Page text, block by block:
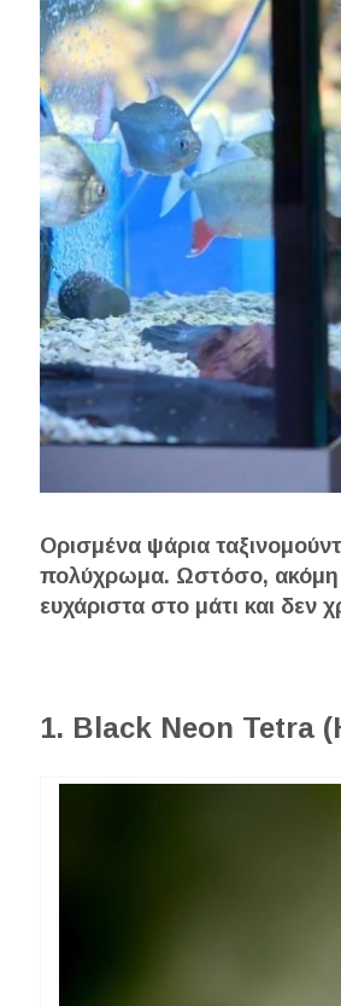
Ορισμένα ψάρια
πολύχρωμα. Ωστόσο, ακόμη
ευχάριστα στο μάτι και δεν
1. Black Neon Tetra